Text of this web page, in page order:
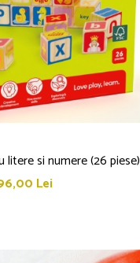
litere si numere (26 piese)
Lei